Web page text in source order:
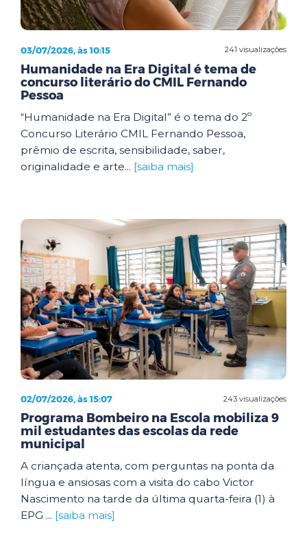
241 visualizações
03/07/2026, às 10:15
Humanidade na Era Digital é tema de
concurso literário do CMIL Fernando
Pessoa
“Humanidade na Era Digital” é o tema do 2º
Concurso Literário CMIL Fernando Pessoa,
prêmio de escrita, sensibilidade, saber,
originalidade e arte... [saiba mais]
243 visualizações
02/07/2026, às 15:07
Programa Bombeiro na Escola mobiliza 9
mil estudantes das escolas da rede
municipal
A criançada atenta, com perguntas na ponta da
língua e ansiosas com a visita do cabo Victor
Nascimento na tarde da última quarta-feira (1) à
EPG ... [saiba mais]